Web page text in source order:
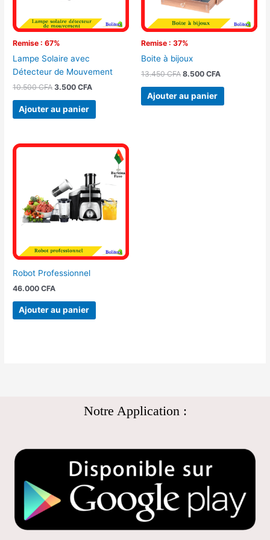
Remise : 67%
Lampe Solaire avec
Détecteur de Mouvement
10.500CFA 3.500CFA
Ajouter au panier
Remise : 37%
Boite à bijoux
13.450CFA 8.500 CFA
Ajouter au panier
Robot Professionnel
46.000CFA
Ajouter au panier
Notre Application :